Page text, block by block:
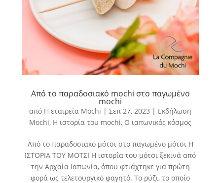
Από το παραδοσιακό mochi στο παγωμένο
mochi
από Η εταιρεία Mochi |Σεπ 27, 2023 | Εκδήλωση
Mochi, Η ιστορία του mochi, Ο ιαπωνικός κόσμος
Από το παραδοσιακό μότσι στο παγωμένο μότσι Η
ΙΣΤΟΡΙΑ ΤΟΥ ΜΟΤΣΙ Η ιστορία του μότσι ξεκινά από
την Αρχαία Ιαπωνία, όπου φτιάχτηκε για πρώτη
φορά ως τελετουργικό φαγητό. Το ρύζι, το οποίο